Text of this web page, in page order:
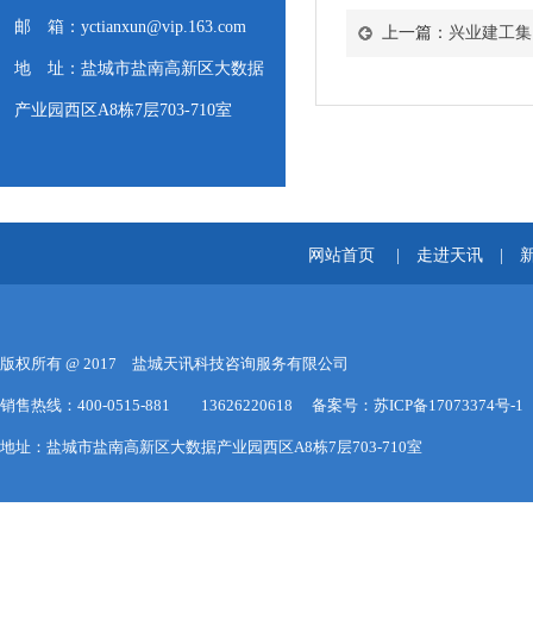
邮 箱：yctianxun@vip.163.com
地 址：盐城市盐南高新区大数据
产业园西区A8栋7层703-710室
上一篇： 兴业建工
网站首页 走进天讯|
版权所有 @ 2017 盐城天讯科技咨询服务有限公司
销售热线：400-0515-881 13626220618 备案号： 苏ICP备17073374号-1
地址：盐城市盐南高新区大数据产业园西区A8栋7层703-710室